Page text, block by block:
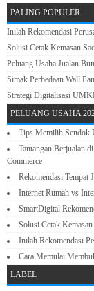
PALING POPULER
Inilah Rekomendasi
Solusi Cetak Kemasan
Peluang Usaha Jualan
Simak Perbedaan Wall
Strategi Digitalisasi
PELUANG USAHA
Tips Memilih Sendok
Tantangan Berjualan
Commerce
Rekomendasi Tempat
Internet Rumah vs
SmartDigital
Solusi Cetak
Inilah Rekomendasi
Cara Memulai
LABEL